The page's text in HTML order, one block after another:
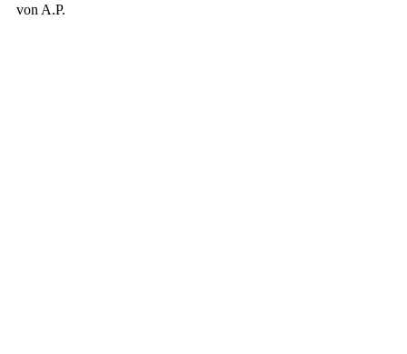
Bewertet mit
von A.P.